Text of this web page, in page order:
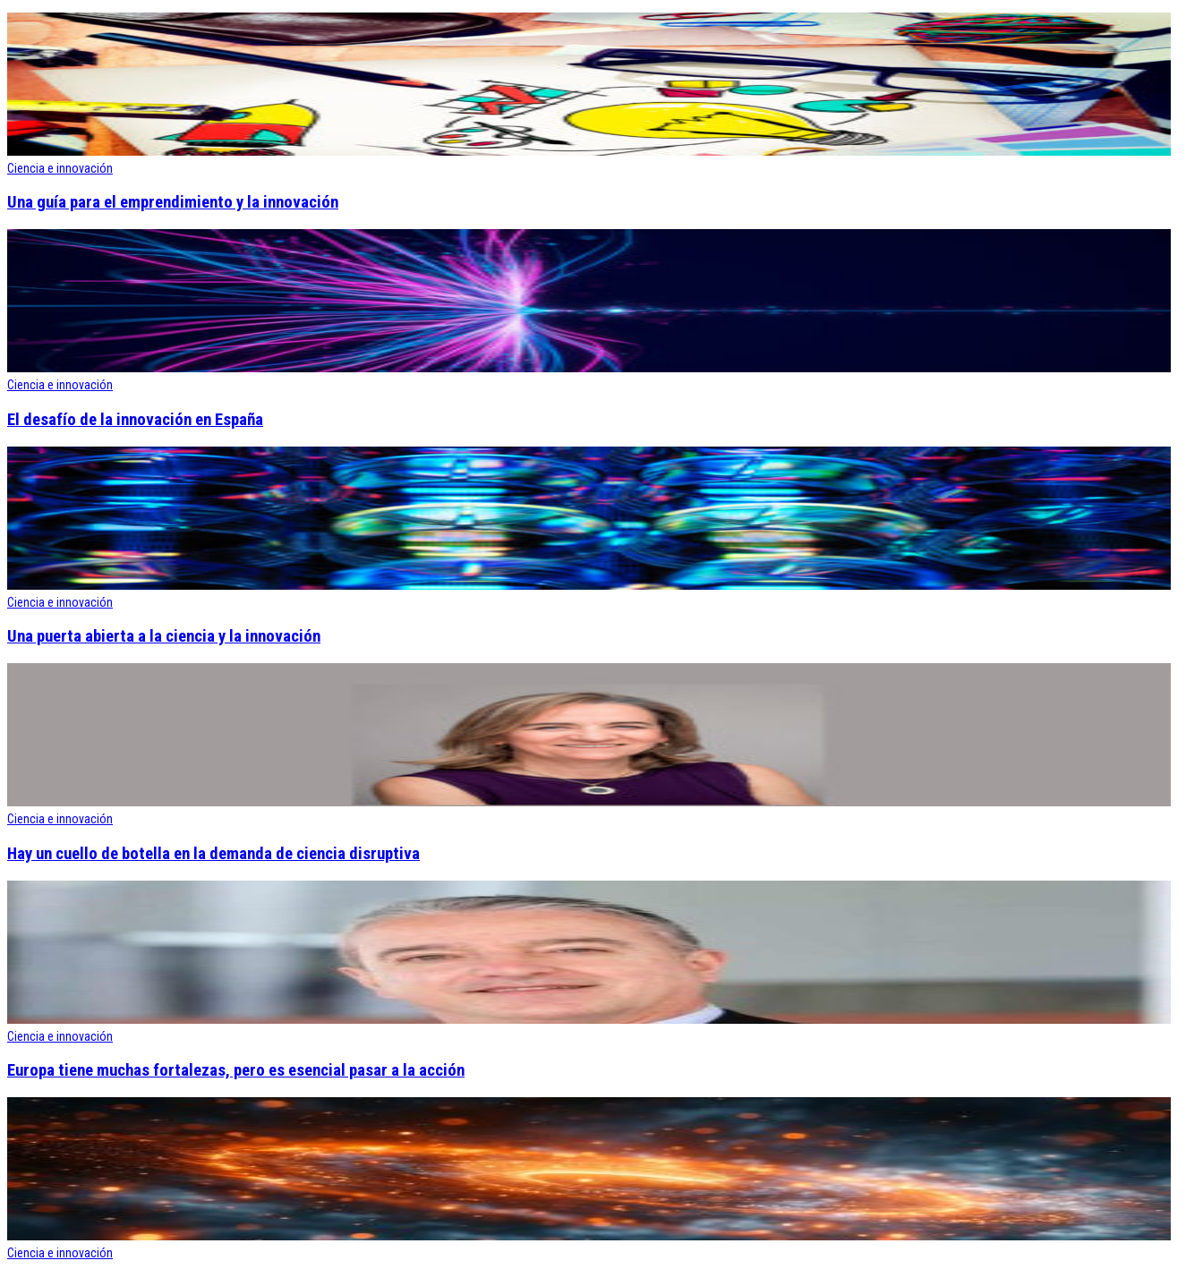
Ciencia e innovación
Una guía para el emprendimiento y la innovación
Ciencia e innovación
El desafío de la innovación en España
Ciencia e innovación
Una puerta abierta a la ciencia y la innovación
Ciencia e innovación
Hay un cuello de botella en la demanda de ciencia disruptiva
Ciencia e innovación
Europa tiene muchas fortalezas, pero es esencial pasar a la acción
Ciencia e innovación